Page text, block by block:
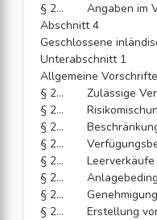
§ 260d
Abschnitt 4
Geschlossene
Unterabschnitt 1
Allgemeine
§ 261
§ 262
§ 263
§ 264
§ 265
Leerverkäufe
§ 266
§ 267
§ 268